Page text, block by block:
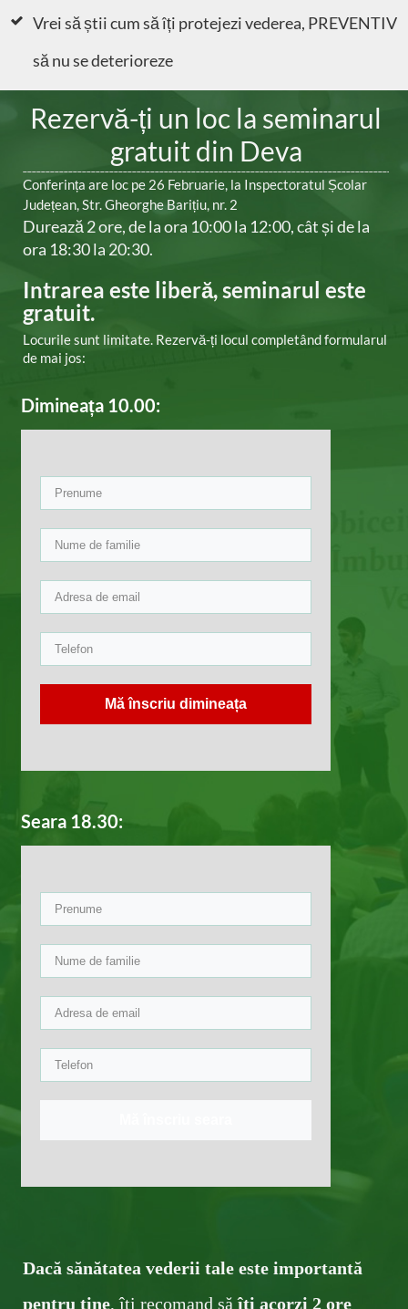
Vrei să știi cum să îți protejezi vederea, PREVENTIV
să nu se deterioreze
Rezervă-ți un loc la seminarul
gratuit din ​Deva
Conferința are loc pe ​​2​6 Februarie, la​​ Inspectoratul Școlar
Județean, ​Str. Gheorghe Barițiu, nr. ​2
Durează 2 ore, de la ora 10:00 la 12:00, cât și de la
ora 18:30 la 20:30.
Intrarea este liberă, ​seminarul este
gratuit.
Locurile sunt limitate. Rezervă-ți locul completând formularul
de mai jos:
Dimineața 10.00:
Mă înscriu dimineața
Seara 18.30:
Dacă sănătatea vederii tale este importantă
pentru tine, îți recomand săîți acorzi ​2 ore